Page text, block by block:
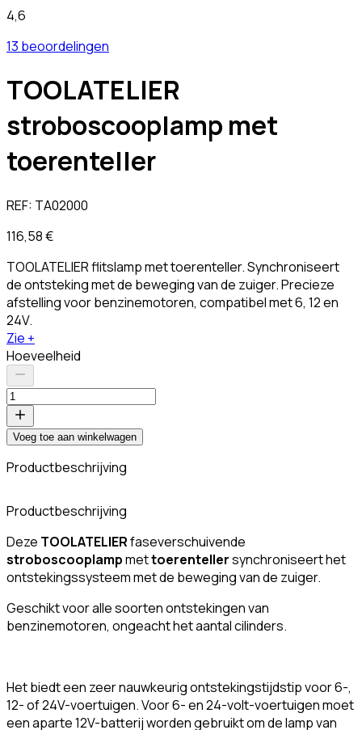
4,6
13 beoordelingen
TOOLATELIER
stroboscooplamp met
toerenteller
REF: TA02000
116,58 €
TOOLATELIER flitslamp met toerenteller. Synchroniseert
de ontsteking met de beweging van de zuiger. Precieze
afstelling voor benzinemotoren, compatibel met 6, 12 en
24V.
Zie +
Hoeveelheid
Voeg toe aan winkelwagen
Productbeschrijving
Productbeschrijving
Deze TOOLATELIERfaseverschuivende
stroboscooplampmettoerentellersynchroniseert het
ontstekingssysteem met de beweging van de zuiger.
Geschikt voor alle soorten ontstekingen van
benzinemotoren, ongeacht het aantal cilinders.
Het biedt een zeer nauwkeurig ontstekingstijdstip voor 6-,
12- of 24V-voertuigen. Voor 6- en 24-volt-voertuigen moet
een aparte 12V-batterij worden gebruikt om de lamp van